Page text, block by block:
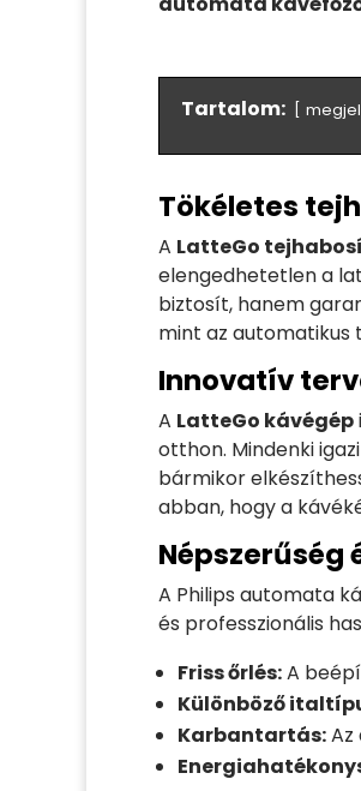
Tartalom:
Tökéletes
A LatteGo
elengedhetetlen a
biztosít, hanem
mint az automatikus
Innovatív
A LatteGo kávégép
otthon. Mindenki
bármikor
abban, hogy a
Népszerűség
A Philips automata
és professzionális
Friss őrlés:A
Különböző
Karbantartás: